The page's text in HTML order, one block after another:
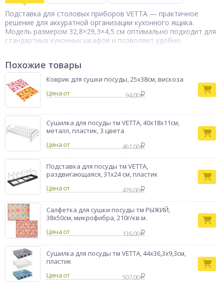
Подставка для столовых приборов VETTA — практичное
решение для аккуратной организации кухонного ящика.
Модель размером 32,8×29,3×4,5 см оптимально подходит для
стандартных кухонных шкафов и позволяет удобно
гармонично вписывается в любой интерьер кухни. Пять
отделений обеспечивают раздельное хранение ложек, вилок,
ножей и других приборов, помогая поддерживать порядок и
быстро находить нужные предметы. Прочная конструкция
устойчива к ежедневному использованию и легко очищается,
аксессуаром для повседневной кухни.
Бренд VETTA
Похожие товары
Коврик для сушки посуды, 25х38см, вискоза
Цена от
94.00
Сушилка для посуды тм VETTA, 40х18х11см,
металл, пластик, 3 цвета
Цена от
461.00
Подставка для посуды тм VETTA,
раздвигающаяся, 31х24 см, пластик
Цена от
476.00
Салфетка для сушки посуды тм РЫЖИЙ,
38x50см, микрофибра, 210г/кв.м.
Цена от
136.00
Сушилка для посуды тм VETTA, 44х36,3х9,3см,
пластик
Цена от
507.00